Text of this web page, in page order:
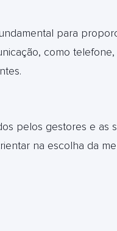
para
como
pelos gestores e as
na escolha da